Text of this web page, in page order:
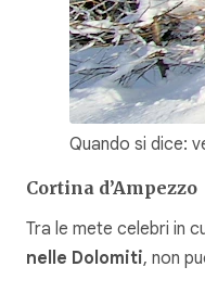
Quando si dice:
Cortina d’Ampezzo
Tra le mete celebri in
nelle Dolomiti, non